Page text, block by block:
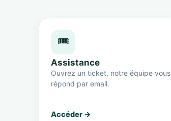
🎟️
Assistance
Ouvrez un ticket, notre équipe vous
répond par email.
Accéder →